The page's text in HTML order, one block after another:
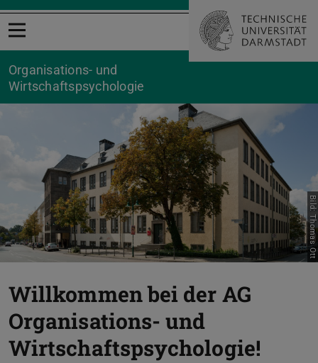
Menü öffnen
Organisations- und
Wirtschaftspsychologie
Bild: Thomas Ott
Zurück Vor
Willkommen bei der AG
Organisations- und
Wirtschaftspsychologie!